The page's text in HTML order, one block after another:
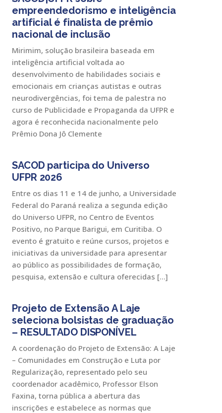
empreendedorismo e inteligência
artificial é finalista de prêmio
nacional de inclusão
Mirimim, solução brasileira baseada em
inteligência artificial voltada ao
desenvolvimento de habilidades sociais e
emocionais em crianças autistas e outras
neurodivergências, foi tema de palestra no
curso de Publicidade e Propaganda da UFPR e
agora é reconhecida nacionalmente pelo
Prêmio Dona Jô Clemente
SACOD participa do Universo
UFPR 2026
Entre os dias 11 e 14 de junho, a Universidade
Federal do Paraná realiza a segunda edição
do Universo UFPR, no Centro de Eventos
Positivo, no Parque Barigui, em Curitiba. O
evento é gratuito e reúne cursos, projetos e
iniciativas da universidade para apresentar
ao público as possibilidades de formação,
pesquisa, extensão e cultura oferecidas […]
Projeto de Extensão A Laje
seleciona bolsistas de graduação
– RESULTADO DISPONÍVEL
A coordenação do Projeto de Extensão: A Laje
– Comunidades em Construção e Luta por
Regularização, representado pelo seu
coordenador acadêmico, Professor Elson
Faxina, torna pública a abertura das
inscrições e estabelece as normas que